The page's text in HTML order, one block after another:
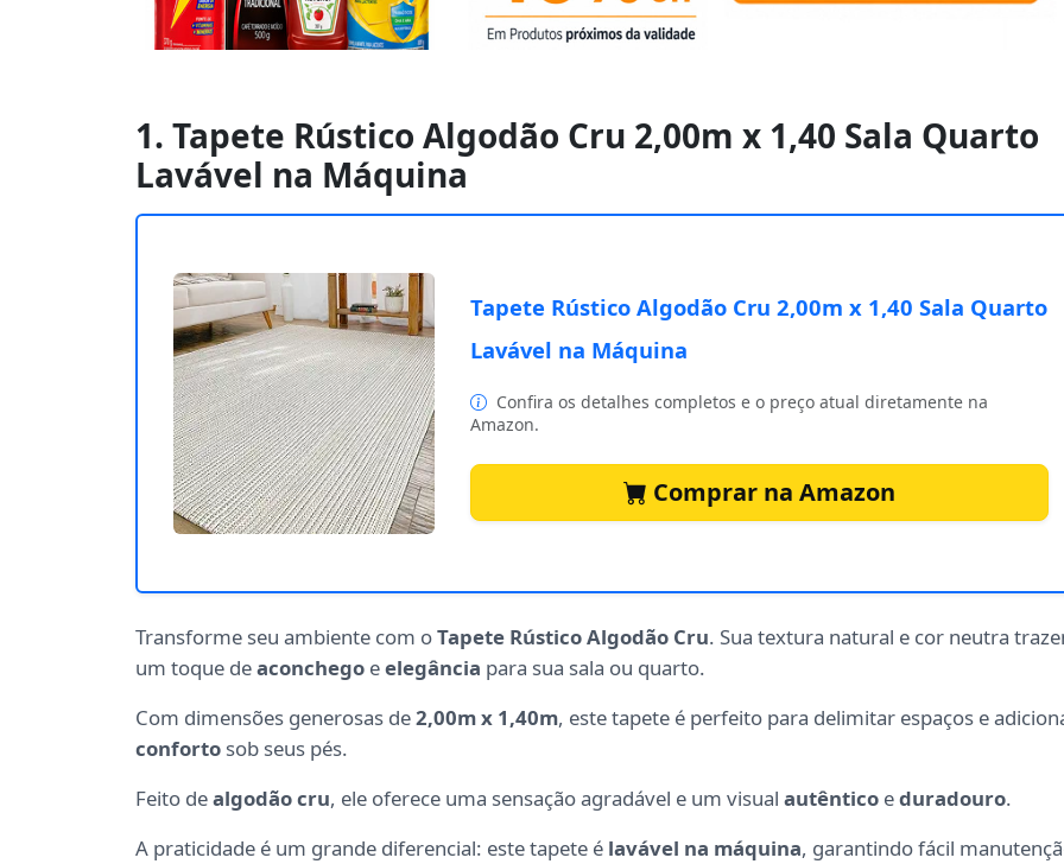
1. Tapete Rústico Algodão Cru 2,00m x 1,40 Sala Quarto
Lavável na Máquina
Tapete Rústico Algodão Cru 2,00m x 1,40 Sala Quarto
Lavável na Máquina
Confira os detalhes completos e o preço atual diretamente na
Amazon.
Comprar na Amazon
Transforme seu ambiente com oTapete Rústico Algodão Cru. Sua textura natural e cor neutra
um toque deaconchego eelegância para sua sala ou quarto.
Com dimensões generosas de2,00m x 1,40m, este tapete é perfeito para delimitar espaços e
conforto sob seus pés.
Feito dealgodão cru, ele oferece uma sensação agradável e um visual autêntico eduradouro.
A praticidade é um grande diferencial: este tapete é lavável na máquina, garantindo fácil